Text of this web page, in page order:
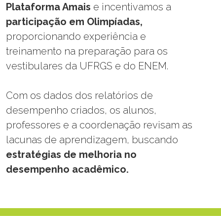
Plataforma Amais e incentivamos a
participação em Olimpíadas,
proporcionando experiência e
treinamento na preparação para os
vestibulares da UFRGS e do ENEM.
Com os dados dos relatórios de
desempenho criados, os alunos,
professores e a coordenação revisam as
lacunas de aprendizagem, buscando
estratégias de melhoria no
desempenho acadêmico.